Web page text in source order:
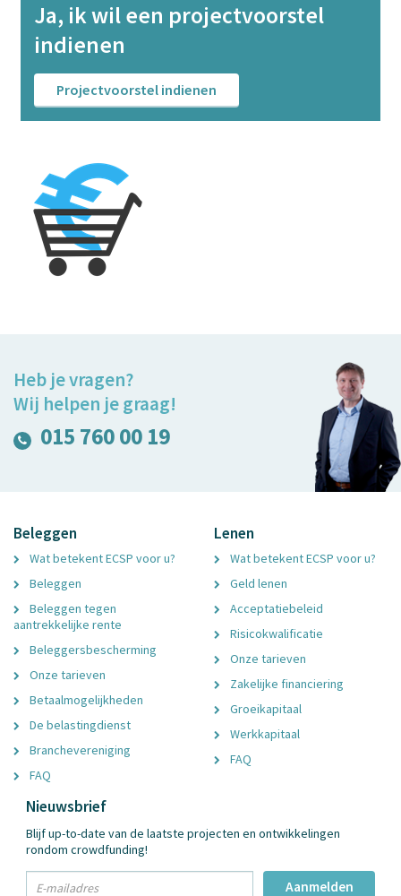
Ja, ik wil een projectvoorstel
indienen
Projectvoorstel indienen
Heb je vragen?
Wij helpen je graag!
015 760 00 19
Beleggen
Wat betekent ECSP voor u?
Beleggen
Beleggen tegen
aantrekkelijke rente
Beleggersbescherming
Onze tarieven
Betaalmogelijkheden
De belastingdienst
Branchevereniging
FAQ
Lenen
Wat betekent ECSP voor u?
Geld lenen
Acceptatiebeleid
Risicokwalificatie
Onze tarieven
Zakelijke financiering
Groeikapitaal
Werkkapitaal
FAQ
Nieuwsbrief
Blijf up-to-date van de laatste projecten en ontwikkelingen
rondom crowdfunding!
Aanmelden